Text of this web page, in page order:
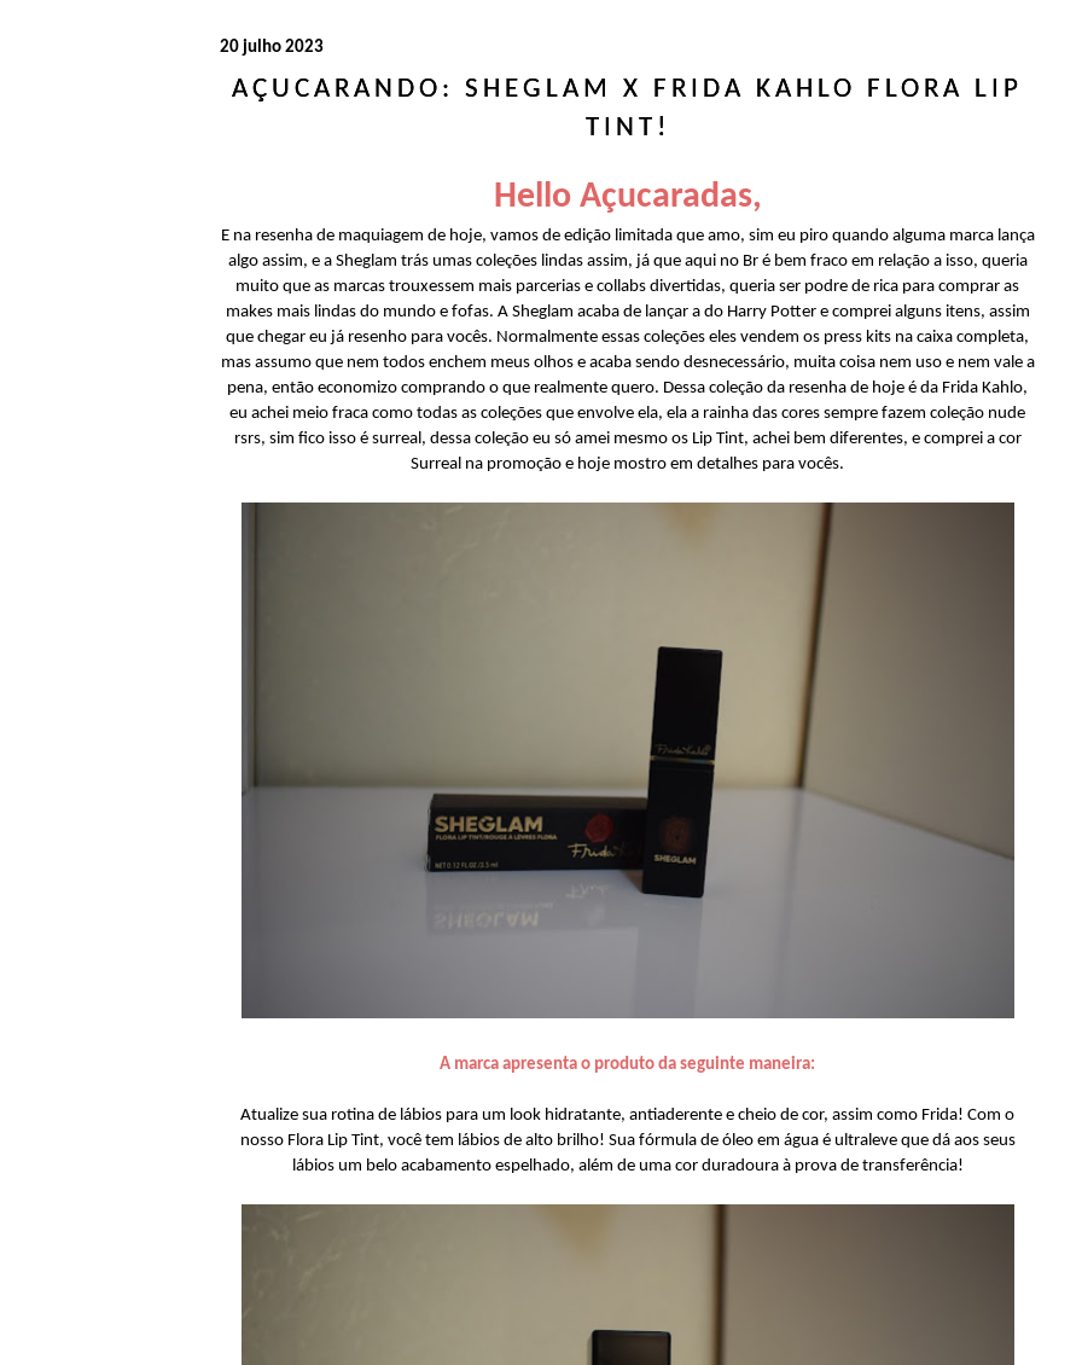
20 julho 2023
AÇUCARANDO: SHEGLAM X FRIDA KAHLO FLORA LIP
TINT!
Hello Açucaradas,
E na resenha de maquiagem de hoje, vamos de edição limitada que amo, sim eu piro quando alguma marca lança
algo assim, e a Sheglam trás umas coleções lindas assim, já que aqui no Br é bem fraco em relação a isso, queria
muito que as marcas trouxessem mais parcerias e collabs divertidas, queria ser podre de rica para comprar as
makes mais lindas do mundo e fofas. A Sheglam acaba de lançar a do Harry Potter e comprei alguns itens, assim
que chegar eu já resenho para vocês. Normalmente essas coleções eles vendem os press kits na caixa completa,
mas assumo que nem todos enchem meus olhos e acaba sendo desnecessário, muita coisa nem uso e nem vale a
pena, então economizo comprando o que realmente quero. Dessa coleção da resenha de hoje é da Frida Kahlo,
eu achei meio fraca como todas as coleções que envolve ela, ela a rainha das cores sempre fazem coleção nude
rsrs, sim fico isso é surreal, dessa coleção eu só amei mesmo os Lip Tint, achei bem diferentes, e comprei a cor
Surreal na promoção e hoje mostro em detalhes para vocês.
A marca apresenta o produto da seguinte maneira:
Atualize sua rotina de lábios para um look hidratante, antiaderente e cheio de cor, assim como Frida! Com o
nosso Flora Lip Tint, você tem lábios de alto brilho! Sua fórmula de óleo em água é ultraleve que dá aos seus
lábios um belo acabamento espelhado, além de uma cor duradoura à prova de transferência!